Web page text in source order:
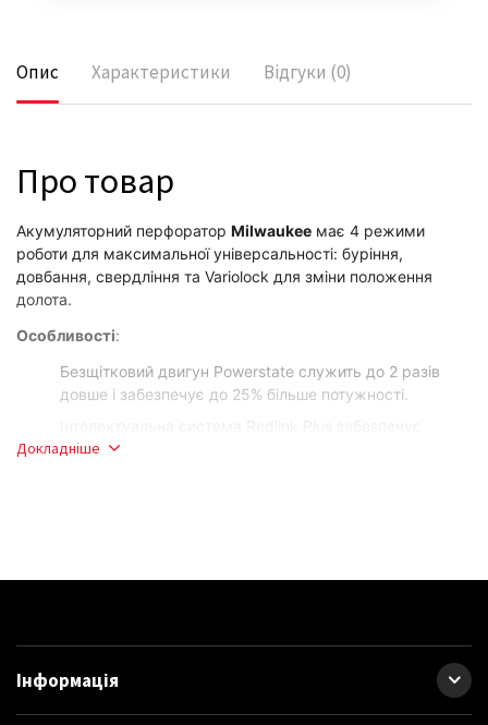
Опис Характеристики Відгуки (0)
Про товар
Акумуляторний перфоратор Milwaukee має 4 режими
роботи для максимальної універсальності: буріння,
довбання, свердління та Variolock для зміни положення
долота.
Особливості:
Безщітковий двигун Powerstate служить до 2 разів
довше і забезпечує до 25% більше потужності.
найкращий захист від перевантажень для
градусів.
Компактний ергономічний корпус для комфортної
Докладніше
Інформація